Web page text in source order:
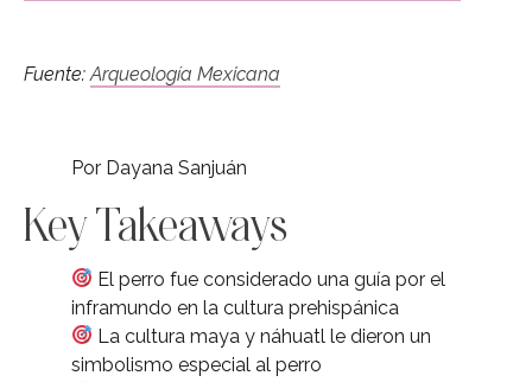
Fuente:Arqueología Mexicana
Por Dayana Sanjuán
Key Takeaways
El perro fue considerado una guía por el
inframundo en la cultura prehispánica
La cultura maya y náhuatl le dieron un
simbolismo especial al perro